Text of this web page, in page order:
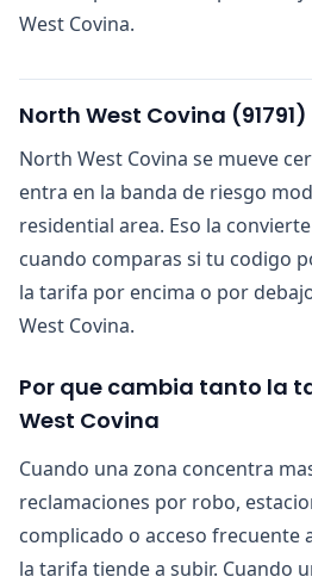
West Covina.
North West Covina (91791)
North West Covina se mueve
entra en la banda de riesgo
residential area. Eso la
cuando comparas si tu codigo
la tarifa por encima o por
West Covina.
Por que cambia tanto la
West Covina
Cuando una zona concentra
reclamaciones por robo,
complicado o acceso frecuente
la tarifa tiende a subir. Cuando